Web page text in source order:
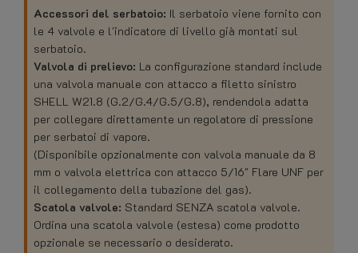
Accessori del serbatoio: Il serbatoio viene fornito con
le 4 valvole e l'indicatore di livello già montati sul
serbatoio.
Valvola di prelievo: La configurazione standard include
una valvola manuale con attacco a filetto sinistro
SHELL W21.8 (G.2/G.4/G.5/G.8), rendendola adatta
per collegare direttamente un regolatore di pressione
per serbatoi di vapore.
(Disponibile opzionalmente con valvola manuale da 8
mm o valvola elettrica con attacco 5/16" Flare UNF per
il collegamento della tubazione del gas).
Scatola valvole: Standard SENZA scatola valvole.
Ordina una scatola valvole (estesa) come prodotto
opzionale se necessario o desiderato.